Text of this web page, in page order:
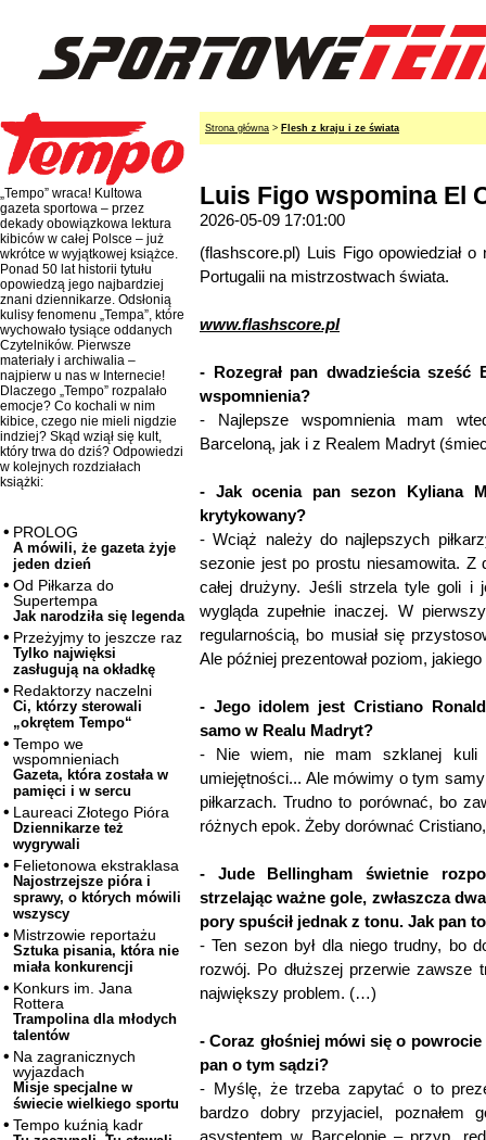
„Tempo” wraca! Kultowa
gazeta sportowa – przez
dekady obowiązkowa lektura
kibiców w całej Polsce – już
wkrótce w wyjątkowej książce.
Ponad 50 lat historii tytułu
opowiedzą jego najbardziej
znani dziennikarze. Odsłonią
kulisy fenomenu „Tempa”, które
wychowało tysiące oddanych
Czytelników. Pierwsze
materiały i archiwalia –
najpierw u nas w Internecie!
Dlaczego „Tempo” rozpalało
emocje? Co kochali w nim
kibice, czego nie mieli nigdzie
indziej? Skąd wziął się kult,
który trwa do dziś? Odpowiedzi
w kolejnych rozdziałach
książki:
PROLOG
A mówili, że gazeta żyje
jeden dzień
Od Piłkarza do
Supertempa
Jak narodziła się legenda
Przeżyjmy to jeszcze raz
Tylko najwięksi
zasługują na okładkę
Redaktorzy naczelni
Ci, którzy sterowali
„okrętem Tempo“
Tempo we
wspomnieniach
Gazeta, która została w
pamięci i w sercu
Laureaci Złotego Pióra
Dziennikarze też
wygrywali
Felietonowa ekstraklasa
Najostrzejsze pióra i
sprawy, o których mówili
wszyscy
Mistrzowie reportażu
Sztuka pisania, która nie
miała konkurencji
Konkurs im. Jana
Rottera
Trampolina dla młodych
talentów
Na zagranicznych
wyjazdach
Misje specjalne w
świecie wielkiego sportu
Tempo kuźnią kadr
Strona główna > Flesh z kraju i ze świata
Luis Figo wspomina El
2026-05-09 17:01:00
(flashscore.pl) Luis Figo opowiedział
Portugalii na mistrzostwach świata.
www.flashscore.pl
- Rozegrał pan dwadzieścia sześć
wspomnienia?
- Najlepsze wspomnienia mam
Barceloną, jak i z Realem Madryt
- Jak ocenia pan sezon Kyliana
krytykowany?
- Wciąż należy do najlepszych
sezonie jest po prostu niesamowita. Z
całej drużyny. Jeśli strzela tyle goli i
wygląda zupełnie inaczej. W
regularnością, bo musiał się
Ale później prezentował poziom,
- Jego idolem jest Cristiano
samo w Realu Madryt?
- Nie wiem, nie mam szklanej kuli
umiejętności... Ale mówimy o tym
piłkarzach. Trudno to porównać, bo
różnych epok. Żeby dorównać
- Jude Bellingham świetnie
strzelając ważne gole, zwłaszcza
pory spuścił jednak z tonu. Jak pan
- Ten sezon był dla niego trudny, bo
rozwój. Po dłuższej przerwie zawsze
największy problem. (…)
- Coraz głośniej mówi się o
pan o tym sądzi?
- Myślę, że trzeba zapytać o to
bardzo dobry przyjaciel, poznałem
asystentem w Barcelonie – przyp.